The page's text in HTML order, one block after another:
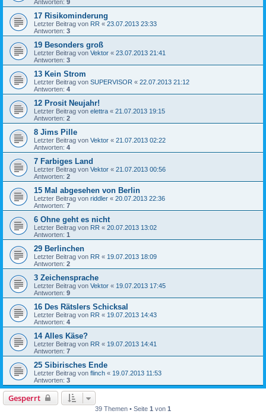
Antworten: 9
17 Risikominderung
Letzter Beitrag von RR « 23.07.2013 23:33
Antworten: 3
19 Besonders groß
Letzter Beitrag von Vektor « 23.07.2013 21:41
Antworten: 3
13 Kein Strom
Letzter Beitrag von SUPERVISOR « 22.07.2013 21:12
Antworten: 4
12 Prosit Neujahr!
Letzter Beitrag von elettra « 21.07.2013 19:15
Antworten: 2
8 Jims Pille
Letzter Beitrag von Vektor « 21.07.2013 02:22
Antworten: 4
7 Farbiges Land
Letzter Beitrag von Vektor « 21.07.2013 00:56
Antworten: 2
15 Mal abgesehen von Berlin
Letzter Beitrag von riddler « 20.07.2013 22:36
Antworten: 7
6 Ohne geht es nicht
Letzter Beitrag von RR « 20.07.2013 13:02
Antworten: 1
29 Berlinchen
Letzter Beitrag von RR « 19.07.2013 18:09
Antworten: 2
3 Zeichensprache
Letzter Beitrag von Vektor « 19.07.2013 17:45
Antworten: 9
16 Des Rätslers Schicksal
Letzter Beitrag von RR « 19.07.2013 14:43
Antworten: 4
14 Alles Käse?
Letzter Beitrag von RR « 19.07.2013 14:41
Antworten: 7
25 Sibirisches Ende
Letzter Beitrag von flinch « 19.07.2013 11:53
Antworten: 3
Gesperrt
39 Themen • Seite 1 von 1